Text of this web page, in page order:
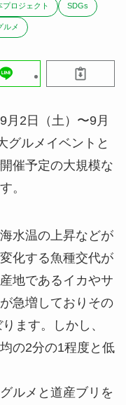
プロジェクト SDGs
ルメ
月2日（土）〜9月
グルメイベントと
催予定の大規模な
。
水温の上昇などが
化する魚種交代が
地であるイカやサ
急増しておりその
ます。しかし、
の2分の1程度と低
ルメと道産ブリを